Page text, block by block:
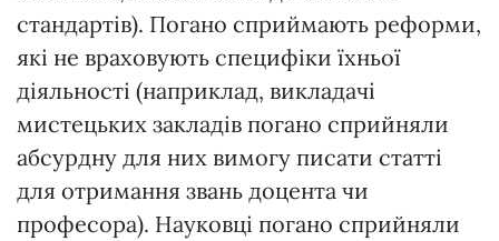
стандартів). Погано сприймають реформи,
які не враховують специфіки їхньої
діяльності (наприклад, викладачі
мистецьких закладів погано сприйняли
абсурдну для них вимогу писати статті
для отримання звань доцента чи
професора). Науковці погано сприйняли